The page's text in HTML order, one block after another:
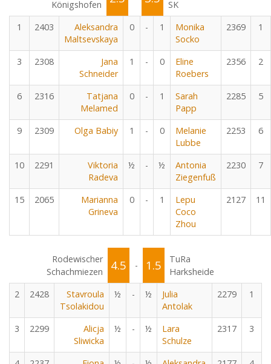
Königshofen
SK
1
2403
Aleksandra
Maltsevskaya
0 - 1
Monika
Socko
2369 1
3 2308
Jana
Schneider
1 - 0
Eline
Roebers
2356 2
6 2316
Tatjana
Melamed
0 - 1
Sarah
Papp
2285 5
9 2309 Olga Babiy 1 - 0
Melanie
Lubbe
2253 6
10 2291
Viktoria
Radeva
½ - ½
Antonia
Ziegenfuß
2230 7
15 2065
Marianna
Grineva
0 - 1
Lepu
Coco
Zhou
2127 11
Rodewischer
Schachmiezen
4.5 - 1.5
TuRa
Harksheide
2
2428
Stavroula
Tsolakidou
½ - ½
Julia
Antolak
2279 1
3 2299
Alicja
Sliwicka
½ - ½
Lara
Schulze
2317 3